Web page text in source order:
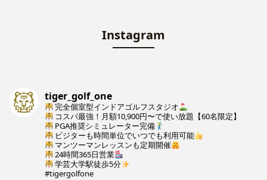
Instagram
tiger_golf_one
完全個室型インドアゴルフスタジオ
コスパ最強！月額10,900円〜で使い放題【60名限定】
PGA推奨シミュレーター完備
ビジターも時間単位でいつでも利用可能
マンツーマンレッスンも定期開催
24時間365日営業
学芸大学駅徒歩5分
#tigergolfone